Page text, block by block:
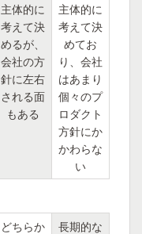
主体的に
考えて決
めるが、
会社の方
針に左右
される面
もある
主体的に
考えて決
めてお
り、会社
はあまり
個々のプ
ロダクト
方針にか
かわらな
い
どちらか
長期的な